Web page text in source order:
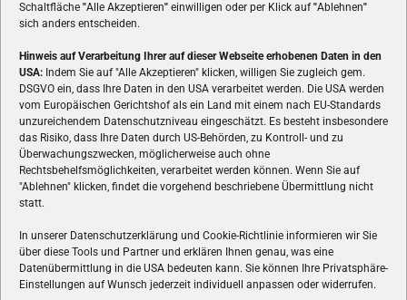
Schaltfläche "Alle Akzeptieren" einwilligen oder per Klick auf"Ablehnen"
sich anders entscheiden.
Hinweis auf Verarbeitung Ihrer auf dieser Webseite erhobenen Daten in den
USA: Indem Sie auf "Alle Akzeptieren" klicken, willigen Sie zugleich gem.
DSGVO ein, dass Ihre Daten in den USA verarbeitet werden. Die USA werden
vom Europäischen Gerichtshof als ein Land mit einem nach EU-Standards
unzureichendem Datenschutzniveau eingeschätzt. Es besteht insbesondere
das Risiko, dass Ihre Daten durch US-Behörden, zu Kontroll- und zu
Überwachungszwecken, möglicherweise auch ohne
Rechtsbehelfsmöglichkeiten, verarbeitet werden können. Wenn Sie auf
"Ablehnen" klicken, findet die vorgehend beschriebene Übermittlung nicht
statt.
In unserer Datenschutzerklärung und Cookie-Richtlinie informieren wir Sie
über diese Tools und Partner und erklären Ihnen genau, was eine
Datenübermittlung in die USA bedeuten kann. Sie können Ihre Privatsphäre-
Einstellungen auf Wunsch jederzeit individuell anpassen oder widerrufen.
ÜBER UNS
VON GAMERN, FÜR GAMER! Gamers.at ist das älteste Online-
Spielemagazin Österreichs und bringt täglich aktuelle News,
Reviews und Videos zu PC- und Konsolenspielen, Gaming-
Hardware und aus der Welt des e-Sport's.
FOLGE UNS